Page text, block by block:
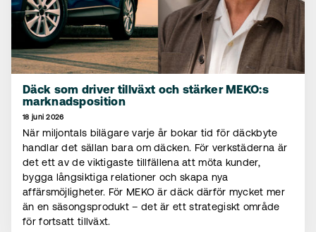
Däck som driver tillväxt och stärker MEKO:s
marknadsposition
18 juni 2026
När miljontals bilägare varje år bokar tid för däckbyte
handlar det sällan bara om däcken. För verkstäderna är
det ett av de viktigaste tillfällena att möta kunder,
bygga långsiktiga relationer och skapa nya
affärsmöjligheter. För MEKO är däck därför mycket mer
än en säsongsprodukt – det är ett strategiskt område
för fortsatt tillväxt.